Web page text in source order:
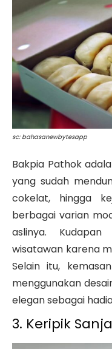
sc: bahasanewbytesapp
Bakpia Pathok
yang sudah
cokelat, hingga
berbagai varian
aslinya.
wisatawan karena
Selain itu,
menggunakan
elegan sebagai
3. Keripik